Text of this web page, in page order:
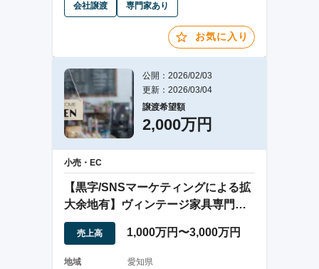
会社譲渡 専門家あり
お気に入り
公開：2026/02/03
更新：2026/03/04
譲渡希望額
2,000万円
小売・EC
【黒字/SNSマーケティングによる拡
大余地有】ヴィンテージ家具専門の
EC事業
売上高 1,000万円〜3,000万円
地域
愛知県